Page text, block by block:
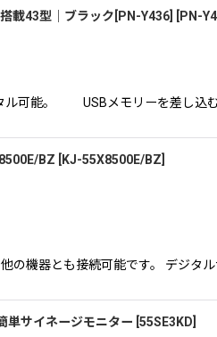
載43型｜ブラック[PN-Y436] PN-
可能。 USBメモリーを差し込
BZ KJ-55X8500E/BZ
の機器とも接続可能です。 デジ
単サイネージモニター 55SE3KD